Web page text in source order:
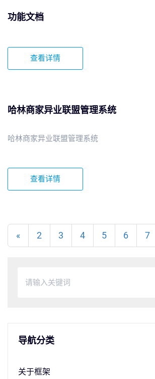
功能文档
查看详情
哈林商家异业联盟管理系统
哈林商家异业联盟管理系统
查看详情
« 2 3 4 5 6 7
导航分类
关于框架